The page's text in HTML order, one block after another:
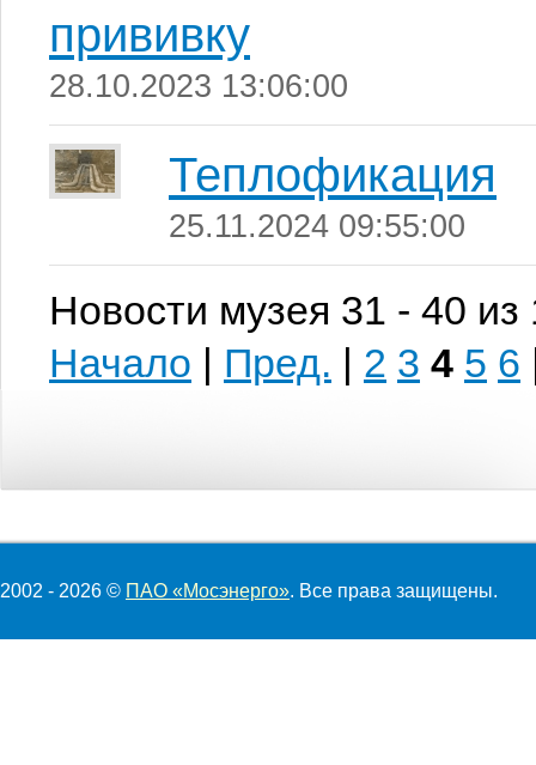
прививку
28.10.2023 13:06:00
Теплофикация
25.11.2024 09:55:00
Новости музея 31 - 40 из
Начало | Пред. | 2 3 4 5 6
2002 - 2026 © ПАО «Мосэнерго». Все права защищены.